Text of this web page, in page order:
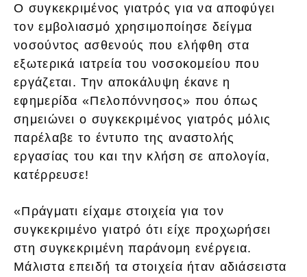
Ο συγκεκριμένος γιατρός για να αποφύγει
τον εμβολιασμό χρησιμοποίησε δείγμα
νοσούντος ασθενούς που ελήφθη στα
εξωτερικά ιατρεία του νοσοκομείου που
εργάζεται. Την αποκάλυψη έκανε η
εφημερίδα «Πελοπόννησος» που όπως
σημειώνει ο συγκεκριμένος γιατρός μόλις
παρέλαβε το έντυπο της αναστολής
εργασίας του και την κλήση σε απολογία,
κατέρρευσε!
«Πράγματι είχαμε στοιχεία για τον
συγκεκριμένο γιατρό ότι είχε προχωρήσει
στη συγκεκριμένη παράνομη ενέργεια.
Μάλιστα επειδή τα στοιχεία ήταν αδιάσειστα